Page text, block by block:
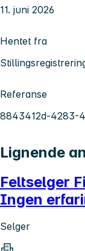
11. juni 2026
Hentet fra
Referanse
8843412d-4283-
Lignende
Feltselger
Ingen
Selger